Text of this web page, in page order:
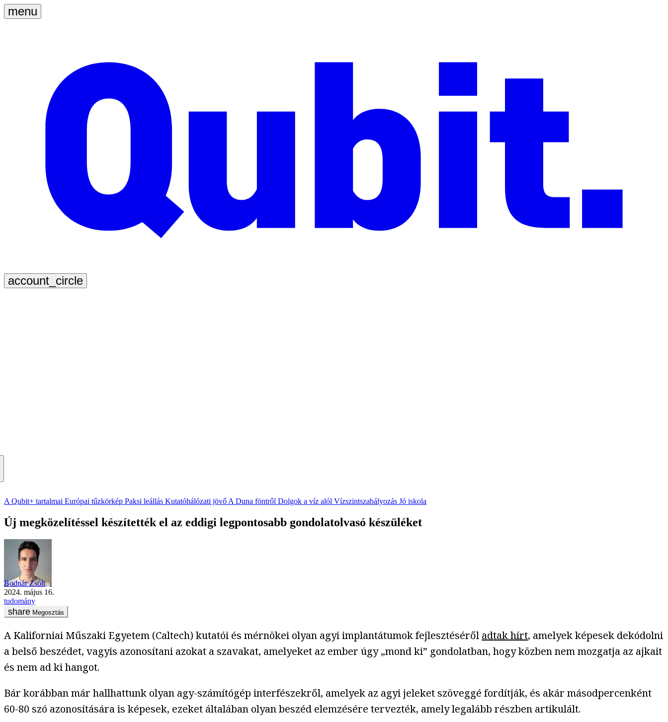
A Qubit+ tartalmai Európai tűzkörkép Paksi leállás Kutatóhálózati jövő A Duna föntről Dolgok a víz alól Vízszintszabályozás Jó iskola
Új megközelítéssel készítették el az eddigi legpontosabb gondolatolvasó készüléket
Bodnár Zsolt
2024. május 16.
tudomány
Megosztás
A Kaliforniai Műszaki Egyetem (Caltech) kutatói és mérnökei olyan agyi implantátumok fejlesztéséről adtak hírt, amelyek képesek dekódolni
a belső beszédet, vagyis azonosítani azokat a szavakat, amelyeket az ember úgy „mond ki” gondolatban, hogy közben nem mozgatja az ajkait
és nem ad ki hangot.
Bár korábban már hallhattunk olyan agy-számítógép interfészekről, amelyek az agyi jeleket szöveggé fordítják, és akár másodpercenként
60-80 szó azonosítására is képesek, ezeket általában olyan beszéd elemzésére tervezték, amely legalább részben artikulált.